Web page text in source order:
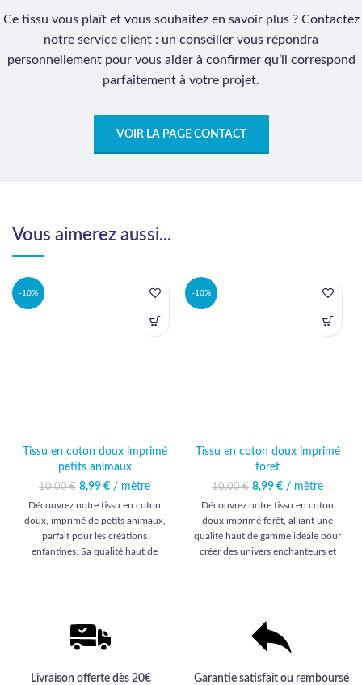
Ce tissu vous plaît et vous souhaitez en savoir plus ? Contactez
notre service client : un conseiller vous répondra
personnellement pour vous aider à confirmer qu’il correspond
parfaitement à votre projet.
VOIR LA PAGE CONTACT
Vous aimerez aussi...
-10%
Tissu en coton doux imprimé
petits animaux
10,00€ Le prix initial était :
10,00 €.
8,99 € Le prix actuel
est : 8,99 €.
/ mètre
Découvrez notre tissu en coton
doux, imprimé de petits animaux,
parfait pour les créations
enfantines. Sa qualité haut de
-10%
Tissu en coton doux imprimé
foret
10,00€ Le prix initial était :
10,00 €.
8,99 € Le prix actuel
est : 8,99 €.
/ mètre
Découvrez notre tissu en coton
doux imprimé forêt, alliant une
qualité haut de gamme idéale pour
créer des univers enchanteurs et
Livraison offerte dès 20€ Garantie satisfait ou remboursé